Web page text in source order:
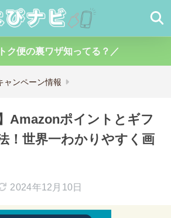
ク便の裏ワザ知ってる？／
ャンペーン情報
Amazonポイントとギフ
！世界一わかりやすく画
2024年12月10日